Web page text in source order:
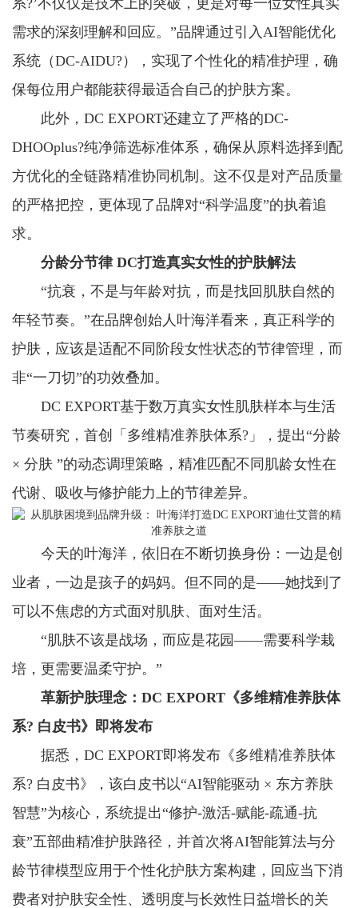
系?’不仅仅是技术上的突破，更是对每一位女性真实
需求的深刻理解和回应。”品牌通过引入AI智能优化
系统（DC-AIDU?），实现了个性化的精准护理，确
保每位用户都能获得最适合自己的护肤方案。
此外，DC EXPORT还建立了严格的DC-
DHOOplus?纯净筛选标准体系，确保从原料选择到配
方优化的全链路精准协同机制。这不仅是对产品质量
的严格把控，更体现了品牌对“科学温度”的执着追
求。
分龄分节律 DC打造真实女性的护肤解法
“抗衰，不是与年龄对抗，而是找回肌肤自然的
年轻节奏。”在品牌创始人叶海洋看来，真正科学的
护肤，应该是适配不同阶段女性状态的节律管理，而
非“一刀切”的功效叠加。
DC EXPORT基于数万真实女性肌肤样本与生活
节奏研究，首创「多维精准养肤体系?」，提出“分龄
× 分肤 ”的动态调理策略，精准匹配不同肌龄女性在
代谢、吸收与修护能力上的节律差异。
今天的叶海洋，依旧在不断切换身份：一边是创
业者，一边是孩子的妈妈。但不同的是——她找到了
可以不焦虑的方式面对肌肤、面对生活。
“肌肤不该是战场，而应是花园——需要科学栽
培，更需要温柔守护。”
革新护肤理念：DC EXPORT《多维精准养肤体
系? 白皮书》即将发布
据悉，DC EXPORT即将发布《多维精准养肤体
系? 白皮书》，该白皮书以“AI智能驱动 × 东方养肤
智慧”为核心，系统提出“修护-激活-赋能-疏通-抗
衰”五部曲精准护肤路径，并首次将AI智能算法与分
龄节律模型应用于个性化护肤方案构建，回应当下消
费者对护肤安全性、透明度与长效性日益增长的关